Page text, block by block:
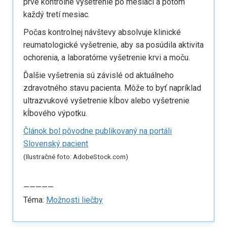
každý tretí mesiac.
Počas kontrolnej návštevy absolvuje klinické
reumatologické vyšetrenie, aby sa posúdila aktivita
ochorenia, a laboratórne vyšetrenie krvi a moču.
Ďalšie vyšetrenia sú závislé od aktuálneho
zdravotného stavu pacienta. Môže to byť napríklad
ultrazvukové vyšetrenie kĺbov alebo vyšetrenie
kĺbového výpotku.
Článok bol pôvodne publikovaný na portáli
Slovenský pacient
(Ilustračné foto: AdobeStock.com)
—————
Téma: Možnosti liečby